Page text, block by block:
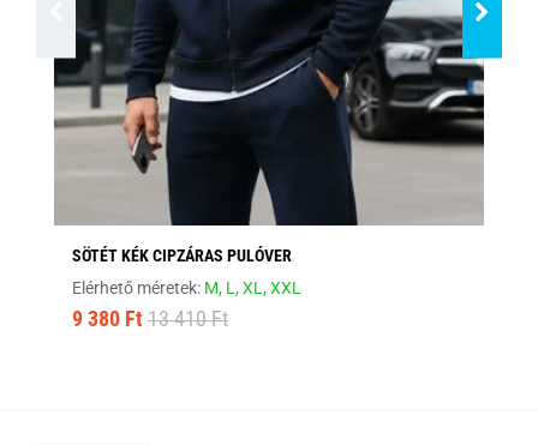
SÖTÉT KÉK CIPZÁRAS PULÓVER
Elérhető méretek: M, L,XL,XXL
9 380 Ft 13 410 Ft